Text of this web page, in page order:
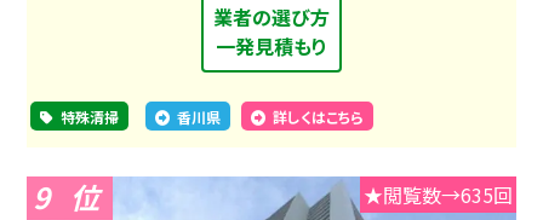
業者の選び方
一発見積もり
特殊清掃 香川県 詳しくはこちら
9 ★閲覧数→635回